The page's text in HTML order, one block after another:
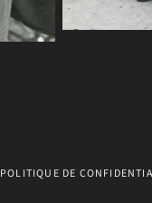
POLITIQUE DE